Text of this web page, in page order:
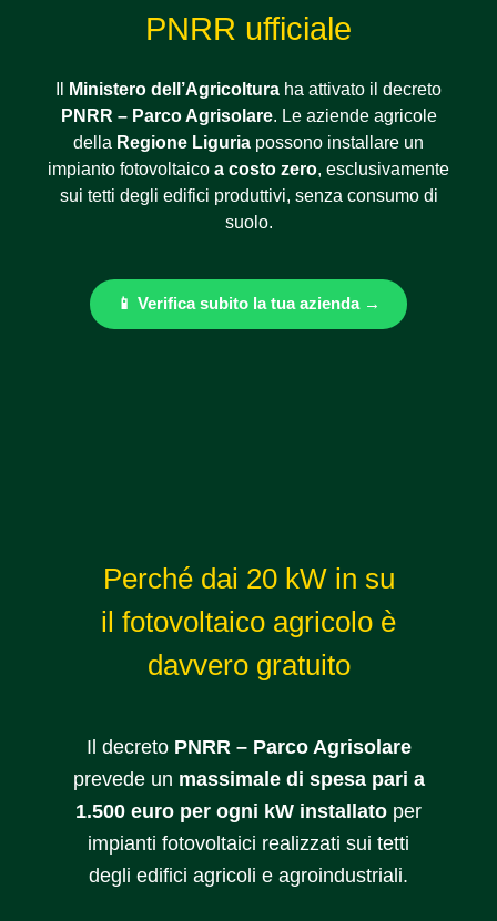
PNRR ufficiale
Il Ministero dell’Agricoltura ha attivato il decreto
PNRR – Parco Agrisolare. Le aziende agricole
della Regione Liguria possono installare un
impianto fotovoltaico a costo zero, esclusivamente
sui tetti degli edifici produttivi, senza consumo di
suolo.
📱 Verifica subito la tua azienda →
Perché dai 20 kW in su
il fotovoltaico agricolo è
davvero gratuito
Il decreto PNRR – Parco Agrisolare
prevede un massimale di spesa pari a
1.500 euro per ogni kW installato per
impianti fotovoltaici realizzati sui tetti
degli edifici agricoli e agroindustriali.